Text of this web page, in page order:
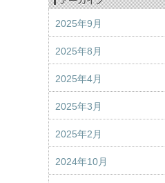
2025年9月
2025年8月
2025年4月
2025年3月
2025年2月
2024年10月